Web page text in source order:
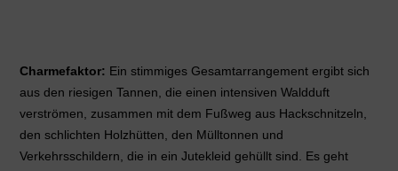
Charmefaktor: Ein stimmiges Gesamtarrangement ergibt sich
aus den riesigen Tannen, die einen intensiven Waldduft
verströmen, zusammen mit dem Fußweg aus Hackschnitzeln,
den schlichten Holzhütten, den Mülltonnen und
Verkehrsschildern, die in ein Jutekleid gehüllt sind. Es geht